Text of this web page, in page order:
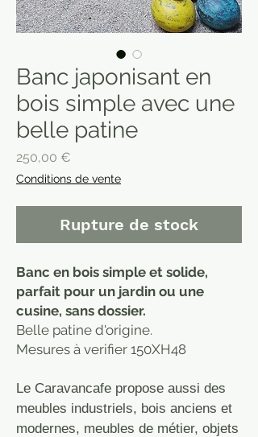
Banc japonisant en
bois simple avec une
belle patine
250,00 €
Conditions de vente
Rupture de stock
Banc en bois simple et solide,
parfait pour un jardin ou une
cusine, sans dossier.
Belle patine d'origine.
Mesures à verifier 150XH48
Le Caravancafe propose aussi des
meubles industriels, bois anciens et
modernes, meubles de métier, objets